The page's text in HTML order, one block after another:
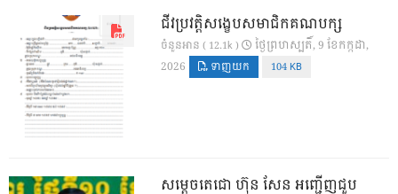
ជីវប្រវត្តិសង្ខេបសមាជិកគណបក្ស
ចំនួនអាន ( 12.1k )
ថ្ងៃ​ព្រហស្បតិ៍, 9 ខែ​កក្កដា,
2026
ទាញយក 104 KB
សម្តេចតេជោ ហ៊ុន សែន អញ្ជើញជួប